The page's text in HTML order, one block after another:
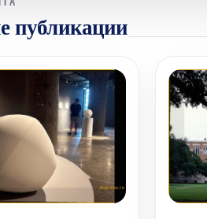
публикации